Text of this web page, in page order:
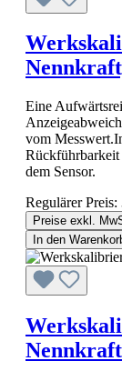
Eine
vom
dem Sensor.
Regulärer Preis:
Preise exkl.
In den
Nennkraft